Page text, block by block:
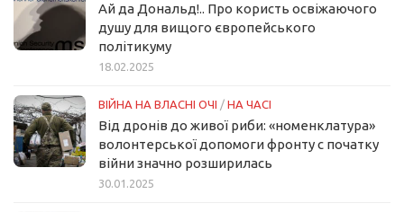
Ай да Дональд!.. Про користь освіжаючого
душу для вищого європейського
політикуму
18.02.2025
ВІЙНА НА ВЛАСНІ ОЧІ / НА ЧАСІ
Від дронів до живої риби: «номенклатура»
волонтерської допомоги фронту с початку
війни значно розширилась
30.01.2025